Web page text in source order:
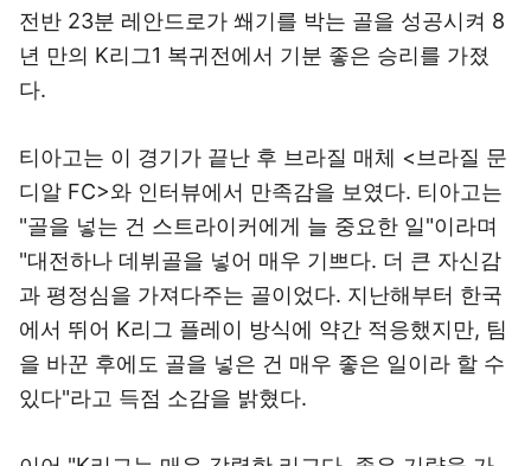
전반 23분 레안드로가 쐐기를 박는 골을 성공시켜 8
년 만의 K리그1 복귀전에서 기분 좋은 승리를 가졌
다.
티아고는 이 경기가 끝난 후 브라질 매체 <브라질 문
디알 FC>와 인터뷰에서 만족감을 보였다. 티아고는
"골을 넣는 건 스트라이커에게 늘 중요한 일"이라며
"대전하나 데뷔골을 넣어 매우 기쁘다. 더 큰 자신감
과 평정심을 가져다주는 골이었다. 지난해부터 한국
에서 뛰어 K리그 플레이 방식에 약간 적응했지만, 팀
을 바꾼 후에도 골을 넣은 건 매우 좋은 일이라 할 수
있다"라고 득점 소감을 밝혔다.